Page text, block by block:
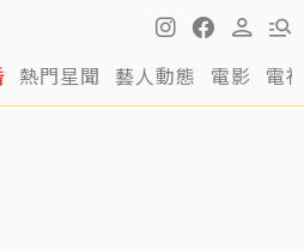
熱門星聞 藝人動態 電影 電